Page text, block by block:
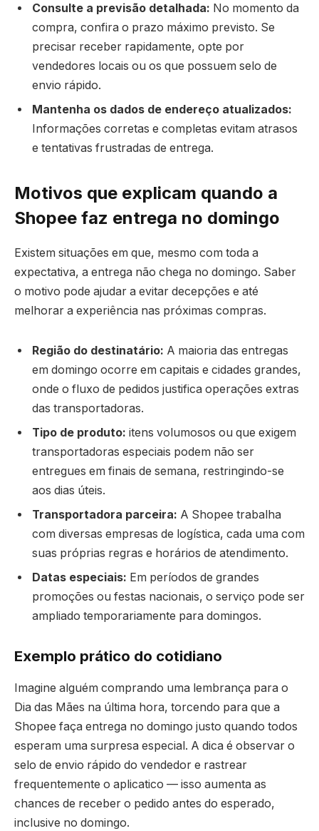
Consulte a previsão detalhada: No momento da
compra, confira o prazo máximo previsto. Se
precisar receber rapidamente, opte por
vendedores locais ou os que possuem selo de
envio rápido.
Mantenha os dados de endereço atualizados:
Informações corretas e completas evitam atrasos
e tentativas frustradas de entrega.
Motivos que explicam quando a
Shopee faz entrega no domingo
Existem situações em que, mesmo com toda a
expectativa, a entrega não chega no domingo. Saber
o motivo pode ajudar a evitar decepções e até
melhorar a experiência nas próximas compras.
Região do destinatário: A maioria das entregas
em domingo ocorre em capitais e cidades grandes,
onde o fluxo de pedidos justifica operações extras
das transportadoras.
Tipo de produto: itens volumosos ou que exigem
transportadoras especiais podem não ser
entregues em finais de semana, restringindo-se
aos dias úteis.
Transportadora parceira: A Shopee trabalha
com diversas empresas de logística, cada uma com
suas próprias regras e horários de atendimento.
Datas especiais: Em períodos de grandes
promoções ou festas nacionais, o serviço pode ser
ampliado temporariamente para domingos.
Exemplo prático do cotidiano
Imagine alguém comprando uma lembrança para o
Dia das Mães na última hora, torcendo para que a
Shopee faça entrega no domingo justo quando todos
esperam uma surpresa especial. A dica é observar o
selo de envio rápido do vendedor e rastrear
frequentemente o aplicatico — isso aumenta as
chances de receber o pedido antes do esperado,
inclusive no domingo.